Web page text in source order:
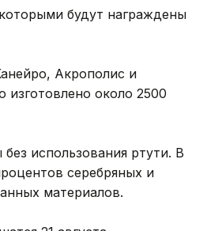
будут награждены
Акрополис и
изготовлено около 2500
использования ртути. В
серебряных и
материалов.